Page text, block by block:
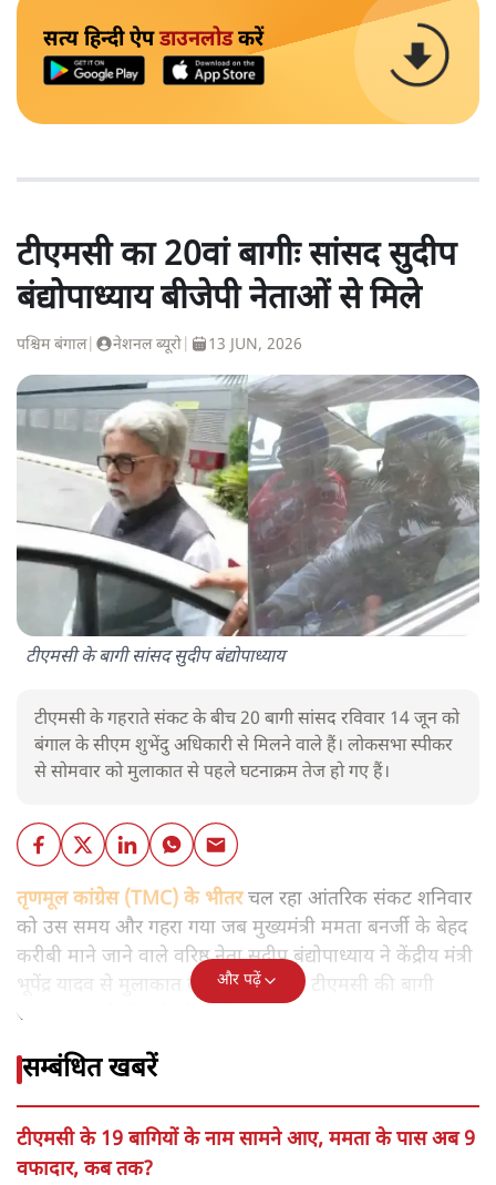
सत्य हिन्दी ऐपडाउनलोडकरें
टीएमसी का 20वां बागीः सांसद सुदीप
बंद्योपाध्याय बीजेपी नेताओं से मिले
पश्चिम बंगाल| नेशनल ब्यूरो 13 JUN, 2026
टीएमसी के बागी सांसद सुदीप बंद्योपाध्याय
टीएमसी के गहराते संकट के बीच 20 बागी सांसद रविवार 14 जून को
बंगाल के सीएम शुभेंदु अधिकारी से मिलने वाले हैं। लोकसभा स्पीकर
से सोमवार को मुलाकात से पहले घटनाक्रम तेज हो गए हैं।
तृणमूल कांग्रेस (TMC) के भीतरचल रहा आंतरिक संकट शनिवार
को उस समय और गहरा गया जब मुख्यमंत्री ममता बनर्जी के बेहद
करीबी माने जाने वाले वरिष्ठ नेता सुदीप बंद्योपाध्याय ने केंद्रीय मंत्री
भूपेंद्र यादव से मुलाकात की। इस बैठक में टीएमसी की बागी
सांसद शताब्दी रॉय भी मौजूद थे।
और पढ़ें
सम्बंधित खबरें
टीएमसी के 19 बागियों के नाम सामने आए, ममता के पास अब 9
वफादार, कब तक?